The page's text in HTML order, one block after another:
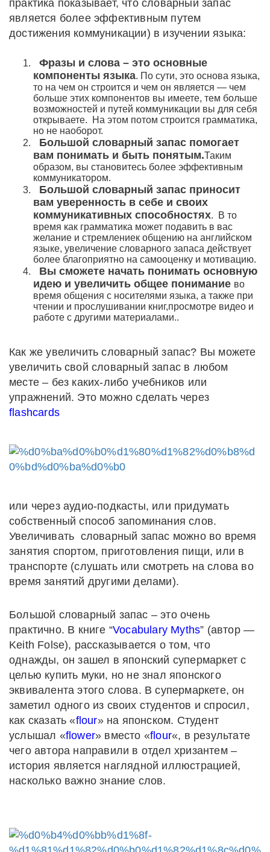
практика показывает, что словарный запас
является более эффективным путем
достижения коммуникации) в изучении языка:
Фразы и слова – это основные
компоненты языка. По сути, это основа языка,
то на чем он строится и чем он является — чем
больше этих компонентов вы имеете, тем больше
возможностей и путей коммуникации вы для себя
открываете. На этом потом строится грамматика,
но не наоборот.
Большой словарный запас помогает
вам понимать и быть понятым.Таким
образом, вы становитесь более эффективным
коммуникатором.
Большой словарный запас приносит
вам уверенность в себе и своих
коммуникативных способностях. В то
время как грамматика может подавить в вас
желание и стремлениек общению на английском
языке, увеличение словарного запаса действует
более благоприятно на самооценку и мотивацию.
Вы сможете начать понимать основную
идею и увеличить общее понимание во
время общения с носителями языка, а также при
чтении и прослушивании книг,просмотре видео и
работе с другими материалами..
Как же увеличить словарный запас? Вы можете
увеличить свой словарный запас в любом
месте – без каких-либо учебников или
упражнений. Это можно сделать через
flashcards
или через аудио-подкасты, или придумать
собственный способ запоминания слов.
Увеличивать словарный запас можно во время
занятия спортом, приготовления пищи, или в
транспорте (слушать или смотреть на слова во
время занятий другими делами).
Большой словарный запас – это очень
практично. В книге “Vocabulary Myths” (автор —
Keith Folse), рассказывается о том, что
однажды, он зашел в японский супермаркет с
целью купить муки, но не знал японского
эквивалента этого слова. В супермаркете, он
заметил одного из своих студентов и спросил,
как сказать «flour» на японском. Студент
услышал «flower» вместо «flour«, в результате
чего автора направили в отдел хризантем –
история является наглядной иллюстрацией,
насколько важно знание слов.